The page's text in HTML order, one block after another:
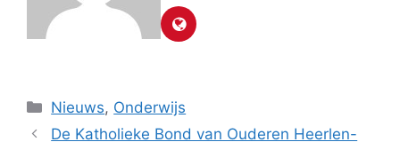
Categorieën
Nieuws, Onderwijs
De Katholieke Bond van Ouderen Heerlen-